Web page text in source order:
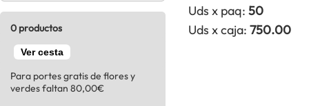
0 productos
Ver cesta
Para portes gratis de flores y
verdes faltan 80,00€
Uds x paq: 50
Uds x caja: 750.00